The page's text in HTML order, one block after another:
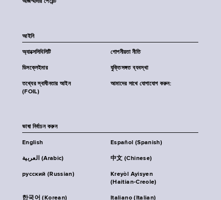
অজিম্মাদার পেরেন্ট
আইনি
অ্যাক্সেসিবিলিটি গোপনীয়তা নীতি
ডিসক্লেইমার যুক্তিসঙ্গত ব্যবস্থা
তথ্যের স্বাধীনতার আইন
(FOIL)
আমাদের সাথে যোগাযোগ করুন:
ভাষা নির্বাচন করুন
English Español (Spanish)
العربية (Arabic) 中文 (Chinese)
русский (Russian)
Kreyòl Ayisyen
(Haitian-Creole)
한국어 (Korean) Italiano (Italian)